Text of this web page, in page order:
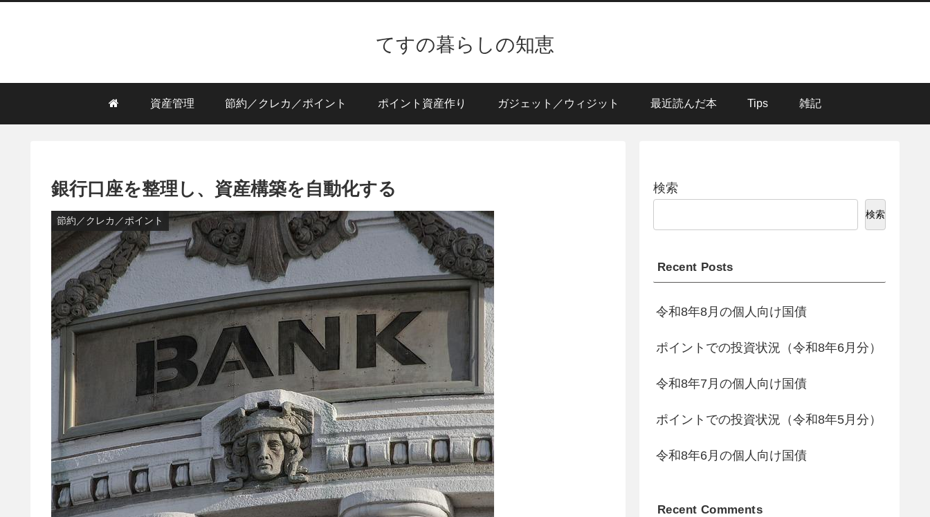
てすの暮らしの知恵
資産管理 節約／クレカ／ポイント ポイント資産作り ガジェット／ウィジット 最近読んだ本 Tips 雑記
銀行口座を整理し、資産構築を自動化する
節約／クレカ／ポイント
検索
検索
Recent Posts
令和8年8月の個人向け国債
ポイントでの投資状況（令和8年6月分）
令和8年7月の個人向け国債
ポイントでの投資状況（令和8年5月分）
令和8年6月の個人向け国債
Recent Comments